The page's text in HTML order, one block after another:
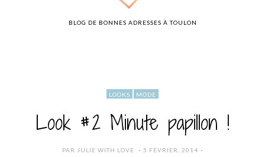
BLOG DE BONNES ADRESSES À TOULON
LOOKS MODE
Look #2 Minute papillon !
PAR JULIE WITH LOVE
POSTED
5 FÉVRIER, 2014